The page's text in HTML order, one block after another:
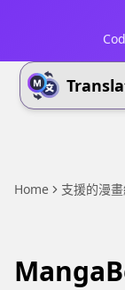
Home 支援的漫